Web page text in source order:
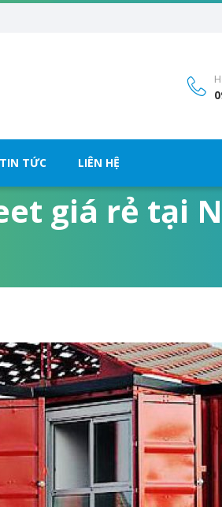
TIN TỨC LIÊN HỆ
giá rẻ tại